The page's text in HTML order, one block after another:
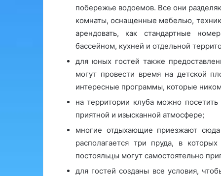
побережье водоемов. Все они
комнаты, оснащенные мебелью,
арендовать, как стандартные
бассейном, кухней и отдельной
для юных гостей также
могут провести время на детской
интересные программы, которые
на территории клуба можно
приятной и изысканной атмосфере;
многие отдыхающие приезжают
располагается три пруда, в
постояльцы могут самостоятельно
для гостей созданы все условия,